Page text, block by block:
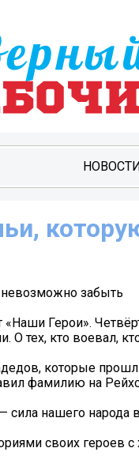
забыть
Герои».
О тех, кто воевал,
которые
фамилию на
сила нашего народа
своих героев